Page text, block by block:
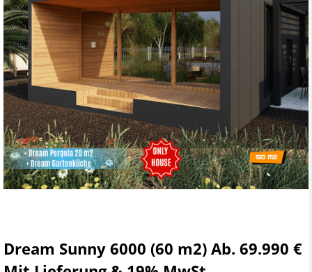
Dream Sunny 6000 (60 m2) Ab. 69.990 €